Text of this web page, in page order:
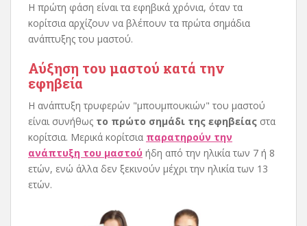
Η πρώτη φάση είναι τα εφηβικά χρόνια, όταν τα
κορίτσια αρχίζουν να βλέπουν τα πρώτα σημάδια
ανάπτυξης του μαστού.
Αύξηση του μαστού κατά την
εφηβεία
Η ανάπτυξη τρυφερών "μπουμπουκιών" του μαστού
είναι συνήθως το πρώτο σημάδι της εφηβείας στα
κορίτσια. Μερικά κορίτσια παρατηρούν την
ανάπτυξη του μαστού ήδη από την ηλικία των 7 ή 8
ετών, ενώ άλλα δεν ξεκινούν μέχρι την ηλικία των 13
ετών.